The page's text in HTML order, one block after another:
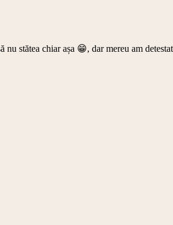
stătea chiar așa 😁, dar mereu am